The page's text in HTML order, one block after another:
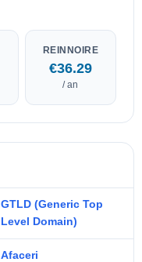
REINNOIRE
€36.29
/ an
GTLD (Generic Top
Level Domain)
Afaceri